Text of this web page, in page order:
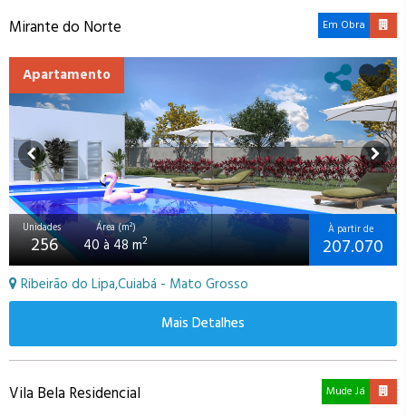
Mirante do Norte Em Obra
Apartamento
Unidades
256
Área (m²)
40 à 48 m2
À partir de
207.070
Ribeirão do Lipa,Cuiabá - Mato Grosso
Mais Detalhes
Vila Bela Residencial Mude Já